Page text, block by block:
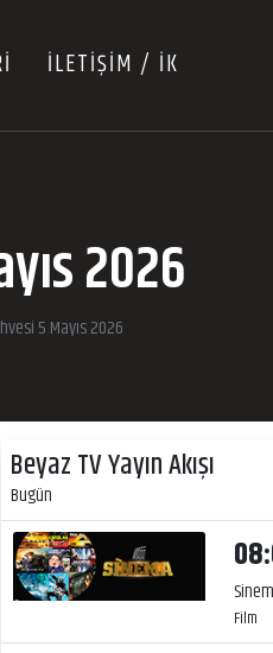
İLETİŞİM / İK
2026
5 Mayıs 2026
Beyaz TV Yayın Akışı
Bugün
Film